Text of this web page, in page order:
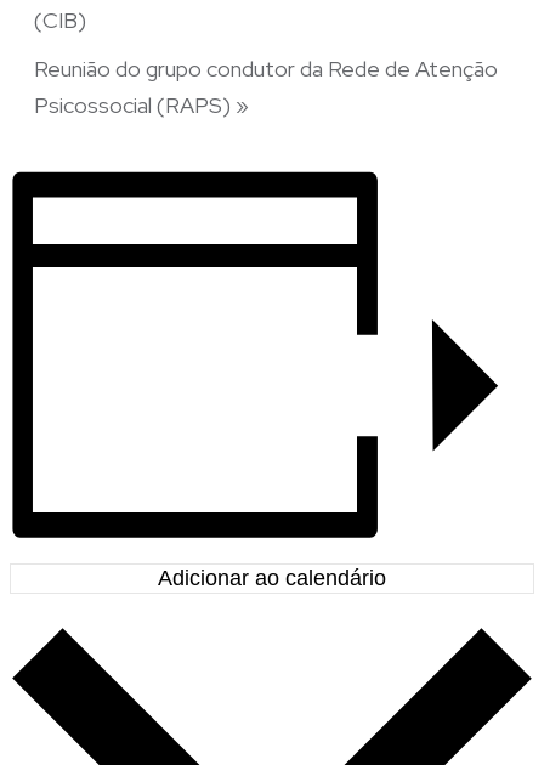
(CIB)
Reunião do grupo condutor da Rede de Atenção
Psicossocial (RAPS) »
Adicionar ao calendário